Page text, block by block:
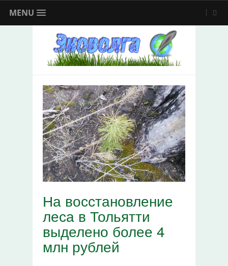
MENU
На восстановление
леса в Тольятти
выделено более 4
млн рублей